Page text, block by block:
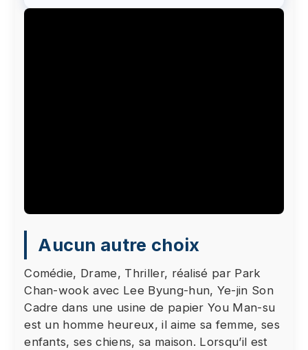
placement de cookies par le fournisseur de la
redirigé(e). Étant donné votre refus du dépôt de
cookies que vous avez exprimé, afin de
respecter votre choix, nous avons bloqué la
lecture de cette vidéo. Si vous souhaitez
continuer et lire la vidéo, vous devez nous
Aucun autre choix
Comédie, Drame, Thriller, réalisé par Park
Chan-wook avec Lee Byung-hun, Ye-jin Son
Cadre dans une usine de papier You Man-su
est un homme heureux, il aime sa femme, ses
enfants, ses chiens, sa maison. Lorsqu’il est